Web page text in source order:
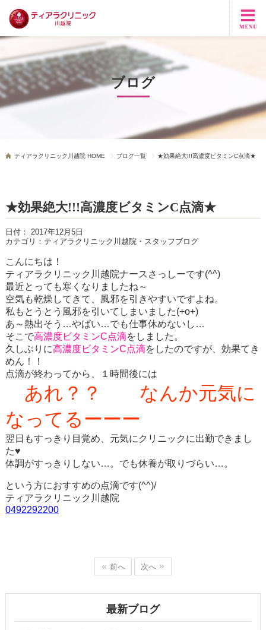
ブログ
ティアラクリニック川越院 HOME ブログ一覧 ★効果絶大!!!高濃度ビタミンC点滴★
★効果絶大!!!高濃度ビタミンC点滴★
日付： 2017年12月5日
カテゴリ： ティアラクリニック川越院・スタッフブログ
こんにちは！
ティアラクリニック川越院ナースさっしーです(^^)
最近とっても寒くなりましたね～
空気も乾燥してきて、風邪を引きやすいですよね。
私もとうとう風邪を引いてしまいました(+o+)
あ～熱出そう…やばい…でも仕事休めないし…
そこで高濃度ビタミンC点滴をしました。
久しぶりに高濃度ビタミンC点滴をしたのですが、効果てき
めん！！
点滴が終わってから、１時間後には
あれ？？ なんか元気に
なってるーーー
翌日もすっきり目覚め、元気にクリニックに出勤できまし
た♥
体調がすっきりしない…。でも休養が取りづらい…。
という方におすすめの点滴です(^^)/
ティアラクリニック川越院
0492292200
前へ 次へ
最新ブログ